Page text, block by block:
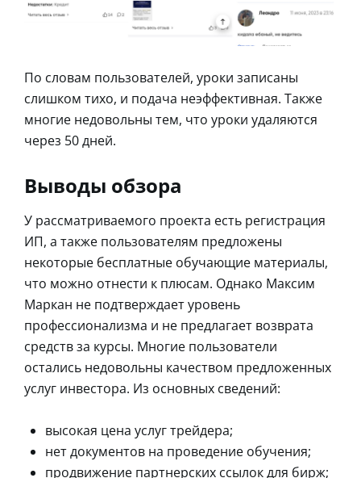
По словам пользователей, уроки записаны
слишком тихо, и подача неэффективная. Также
многие недовольны тем, что уроки удаляются
через 50 дней.
Выводы обзора
У рассматриваемого проекта есть регистрация
ИП, а также пользователям предложены
некоторые бесплатные обучающие материалы,
что можно отнести к плюсам. Однако Максим
Маркан не подтверждает уровень
профессионализма и не предлагает возврата
средств за курсы. Многие пользователи
остались недовольны качеством предложенных
услуг инвестора. Из основных сведений:
высокая цена услуг трейдера;
нет документов на проведение обучения;
продвижение партнерских ссылок для бирж;